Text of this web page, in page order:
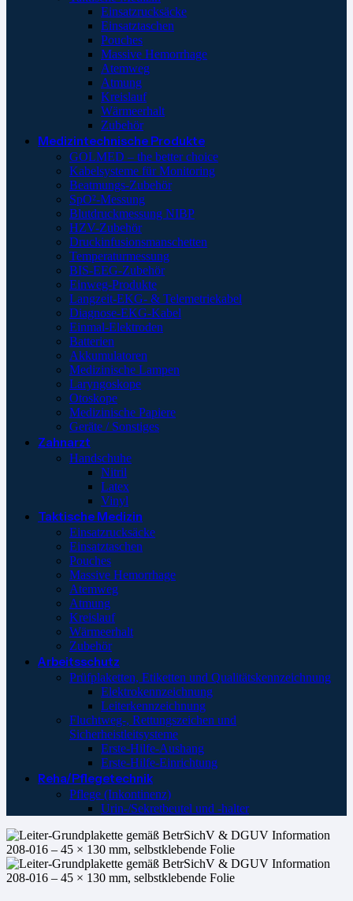
Einsatzrucksäcke
Einsatztaschen
Pouches
Massive Hemorrhage
Atemweg
Atmung
Kreislauf
Wärmeerhalt
Zubehör
Medizintechnische Produkte
GOLMED – the better choice
Kabelsysteme für Monitoring
Beatmungs-Zubehör
SpO²-Messung
Blutdruckmessung NIBP
HZV-Zubehör
Druckinfusionsmanschetten
Temperaturmessung
BIS-EEG-Zubehör
Einweg-Produkte
Langzeit-EKG- & Telemetriekabel
Diagnose-EKG-Kabel
Einmal-Elektroden
Batterien
Akkumulatoren
Medizinische Lampen
Laryngoskope
Otoskope
Medizinische Papiere
Geräte / Sonstiges
Zahnarzt
Handschuhe
Nitril
Latex
Vinyl
Taktische Medizin
Einsatzrucksäcke
Einsatztaschen
Pouches
Massive Hemorrhage
Atemweg
Atmung
Kreislauf
Wärmeerhalt
Zubehör
Arbeitsschutz
Prüfplaketten, Etiketten und Qualitätskennzeichnung
Elektrokennzeichnung
Leiterkennzeichnung
Fluchtweg-, Rettungszeichen und
Sicherheistleitsysteme
Erste-Hilfe-Aushang
Erste-Hilfe-Einrichtung
Reha/Pflegetechnik
Pflege (Inkontinenz)
Urin-/Sekretbeutel und -halter